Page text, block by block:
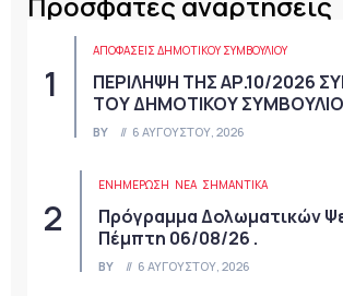
ΑΠΟΦΆΣΕΙΣ ΔΗΜΟΤΙΚΟΎ ΣΥΜΒΟΥΛΊΟΥ
ΠΕΡΙΛΗΨΗ ΤΗΣ ΑΡ.10/2026
ΤΟΥ ΔΗΜΟΤΙΚΟΥ
BY 6 ΑΥΓΟΎΣΤΟΥ, 2026
ΕΝΗΜΕΡΩΣΗ ΝΈΑ ΣΗΜΑΝΤΙΚΆ
Πρόγραμμα Δολωματικών
Πέμπτη 06/08/26 .
BY 6 ΑΥΓΟΎΣΤΟΥ, 2026